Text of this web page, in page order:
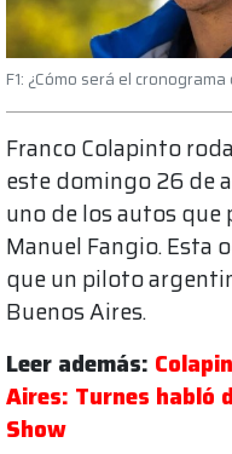
F1: ¿Cómo será el
Franco Colapinto
este domingo 26 de
uno de los autos que
Manuel Fangio. Esta
que un piloto
Buenos Aires.
Leer además:
Aires: Turnes habló
Show